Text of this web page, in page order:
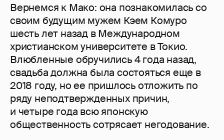
Вернемся к Мако: она познакомилась со
своим будущим мужем Кэем Комуро
шесть лет назад в Международном
христианском университете в Токио.
Влюбленные обручились 4 года назад,
свадьба должна была состояться еще в
2018 году, но ее пришлось отложить по
ряду неподтвержденных причин,
и четыре года всю японскую
общественность сотрясает негодование.